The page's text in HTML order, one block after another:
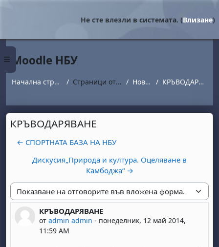
Страничен панел
Не сте влезли в системата. (Влизане)
Moodle НБУ
Начална страница Страници от сайта Новини КРЪВОДАРЯВАНЕ
КРЪВОДАРЯВАНЕ
← СПОРТНАТА БАЗА НА НБУ
Дискусия„Природа и култура. Оцеляване в
Камбоджа“ →
Начин на показване
КРЪВОДАРЯВАНЕ
от admin admin - понеделник, 12 май 2014,
11:59 AM
Number of replies: 0